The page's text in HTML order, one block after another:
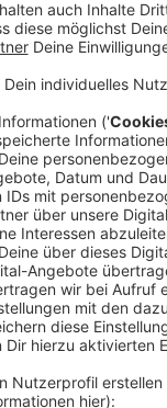
Im
Die
und
drei